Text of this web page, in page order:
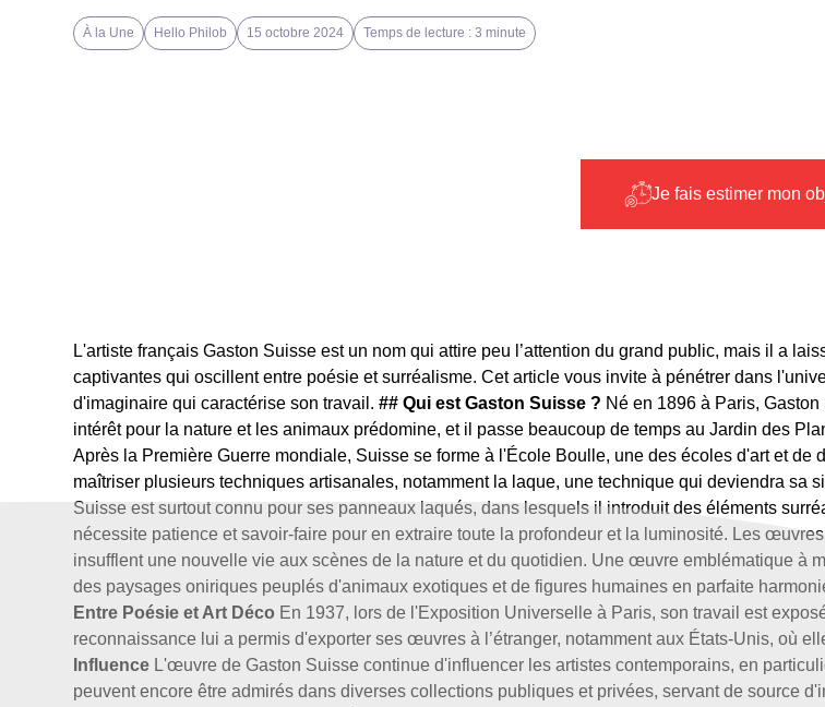
À la Une Hello Philob 15 octobre 2024 Temps de lecture : 3 minute
Je fais estimer mon
L'artiste français Gaston Suisse est un nom qui attire peu l’attention du grand public, mais il a
captivantes qui oscillent entre poésie et surréalisme. Cet article vous invite à pénétrer dans
d'imaginaire qui caractérise son travail.## Qui est Gaston Suisse ? Né en 1896 à Paris,
intérêt pour la nature et les animaux prédomine, et il passe beaucoup de temps au Jardin des
Après la Première Guerre mondiale, Suisse se forme à l'École Boulle, une des écoles d'art et
maîtriser plusieurs techniques artisanales, notamment la laque, une technique qui deviendra sa
Suisse est surtout connu pour ses panneaux laqués, dans lesquels il introduit des éléments
nécessite patience et savoir-faire pour en extraire toute la profondeur et la luminosité. Les
insufflent une nouvelle vie aux scènes de la nature et du quotidien. Une œuvre emblématique à
des paysages oniriques peuplés d'animaux exotiques et de figures humaines en parfaite
Entre Poésie et Art Déco En 1937, lors de l'Exposition Universelle à Paris, son travail est
reconnaissance lui a permis d'exporter ses œuvres à l’étranger, notamment aux États-Unis, où
Influence L'œuvre de Gaston Suisse continue d'influencer les artistes contemporains, en
peuvent encore être admirés dans diverses collections publiques et privées, servant de source